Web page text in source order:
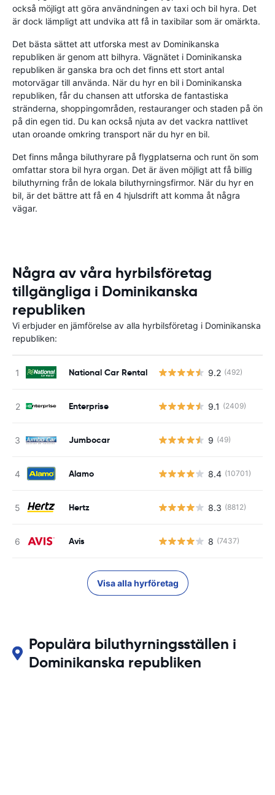
också möjligt att göra användningen av taxi och bil hyra. Det
är dock lämpligt att undvika att få in taxibilar som är omärkta.
Det bästa sättet att utforska mest av Dominikanska
republiken är genom att bilhyra. Vägnätet i Dominikanska
republiken är ganska bra och det finns ett stort antal
motorvägar till använda. När du hyr en bil i Dominikanska
republiken, får du chansen att utforska de fantastiska
stränderna, shoppingområden, restauranger och staden på ön
på din egen tid. Du kan också njuta av det vackra nattlivet
utan oroande omkring transport när du hyr en bil.
Det finns många biluthyrare på flygplatserna och runt ön som
omfattar stora bil hyra organ. Det är även möjligt att få billig
biluthyrning från de lokala biluthyrningsfirmor. När du hyr en
bil, är det bättre att få en 4 hjulsdrift att komma åt några
vägar.
Några av våra hyrbilsföretag
tillgängliga i Dominikanska
republiken
Vi erbjuder en jämförelse av alla hyrbilsföretag i Dominikanska
republiken:
National Car Rental 9.2 (492)
Enterprise 9.1 (2409)
Jumbocar 9 (49)
Alamo 8.4 (10701)
Hertz 8.3 (8812)
Avis 8 (7437)
Visa alla hyrföretag
Populära biluthyrningsställen i
Dominikanska republiken